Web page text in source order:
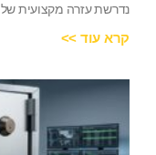
נדרשת עזרה מקצועית של
קרא עוד >>